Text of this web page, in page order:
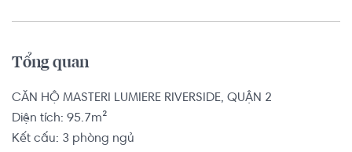
Tổng quan
CĂN HỘ MASTERI LUMIERE RIVERSIDE, QUẬN 2
Diện tích: 95.7m²
Kết cấu: 3 phòng ngủ